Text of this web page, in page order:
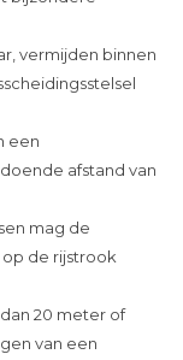
vermijden binnen
een
afstand van
mag de
de rijstrook
20 meter of
van een